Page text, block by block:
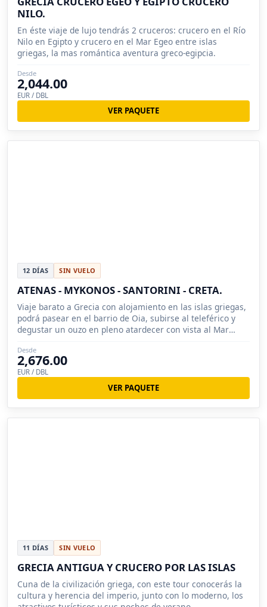
NILO.
En éste viaje de lujo tendrás 2 cruceros: crucero en el Río
Nilo en Egipto y crucero en el Mar Egeo entre islas
griegas, la mas romántica aventura greco-egipcia.
Desde
2,044.00
EUR / DBL
VER PAQUETE
12 DÍAS SIN VUELO
ATENAS - MYKONOS - SANTORINI - CRETA.
Viaje barato a Grecia con alojamiento en las islas griegas,
podrá pasear en el barrio de Oia, subirse al teleférico y
degustar un ouzo en pleno atardecer con vista al Mar
Desde
2,676.00
EUR / DBL
VER PAQUETE
11 DÍAS SIN VUELO
GRECIA ANTIGUA Y CRUCERO POR LAS ISLAS
Cuna de la civilización griega, con este tour conocerás la
cultura y herencia del imperio, junto con lo moderno, los